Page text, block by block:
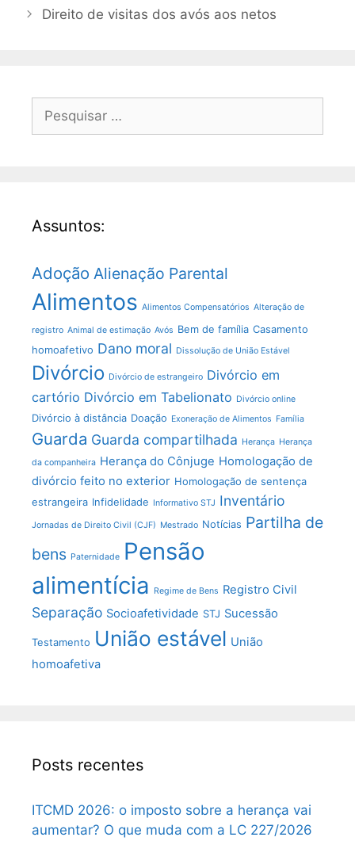
Direito de visitas dos avós aos netos
Assuntos:
Adoção Alienação Parental
Alimentos Alimentos Compensatórios Alteração de
registro Animal de estimação Avós Bem de família Casamento
homoafetivo Dano moral Dissolução de União Estável
Divórcio Divórcio de estrangeiro Divórcio em
cartório Divórcio em Tabelionato Divórcio online
Divórcio à distância Doação Exoneração de Alimentos Família
Guarda Guarda compartilhada Herança Herança
da companheira Herança do Cônjuge Homologação de
divórcio feito no exterior Homologação de sentença
estrangeira Infidelidade Informativo STJ Inventário
Jornadas de Direito Civil (CJF) Mestrado Notícias Partilha de
bens Paternidade Pensão
alimentícia
Regime de Bens Registro Civil
Separação Socioafetividade STJ Sucessão
Testamento União estável União
homoafetiva
Posts recentes
ITCMD 2026: o imposto sobre a herança vai
aumentar? O que muda com a LC 227/2026